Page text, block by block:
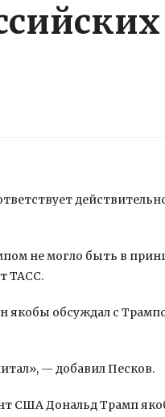
не могло быть в
ТАСС.
якобы обсуждал с
— добавил Песков.
США Дональд Трамп